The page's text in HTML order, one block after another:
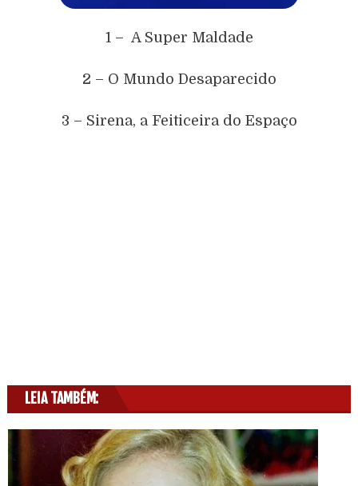
1 – A Super Maldade
2 – O Mundo Desaparecido
3 – Sirena, a Feiticeira do Espaço
LEIA TAMBÉM: